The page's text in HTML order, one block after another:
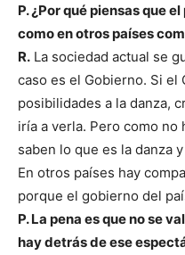
P. ¿Por qué piensas que
como en otros países
R. La sociedad actual se
caso es el Gobierno. Si el
posibilidades a la danza,
iría a verla. Pero como
saben lo que es la danza
En otros países hay
porque el gobierno del
P. La pena es que no se
hay detrás de ese